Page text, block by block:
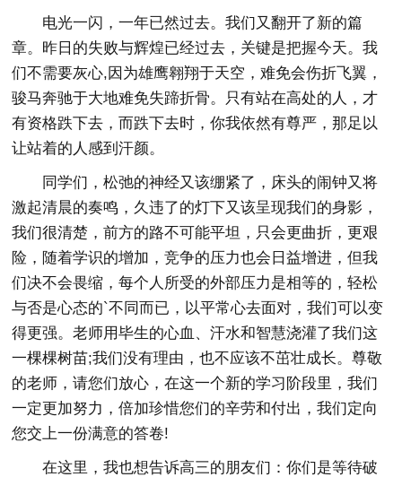
电光一闪，一年已然过去。我们又翻开了新的篇
章。昨日的失败与辉煌已经过去，关键是把握今天。我
们不需要灰心,因为雄鹰翱翔于天空，难免会伤折飞翼，
骏马奔驰于大地难免失蹄折骨。只有站在高处的人，才
有资格跌下去，而跌下去时，你我依然有尊严，那足以
让站着的人感到汗颜。
同学们，松弛的神经又该绷紧了，床头的闹钟又将
激起清晨的奏鸣，久违了的灯下又该呈现我们的身影，
我们很清楚，前方的路不可能平坦，只会更曲折，更艰
险，随着学识的增加，竞争的压力也会日益增进，但我
们决不会畏缩，每个人所受的外部压力是相等的，轻松
与否是心态的`不同而已，以平常心去面对，我们可以变
得更强。老师用毕生的心血、汗水和智慧浇灌了我们这
一棵棵树苗;我们没有理由，也不应该不茁壮成长。尊敬
的老师，请您们放心，在这一个新的学习阶段里，我们
一定更加努力，倍加珍惜您们的辛劳和付出，我们定向
您交上一份满意的答卷!
在这里，我也想告诉高三的朋友们：你们是等待破